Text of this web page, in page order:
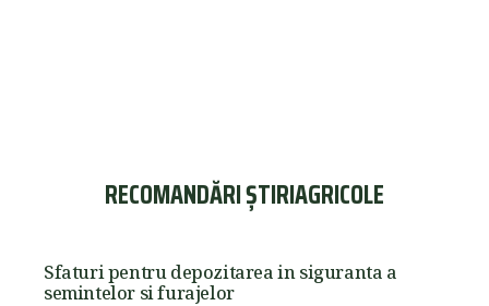
RECOMANDĂRI ȘTIRIAGRICOLE
Sfaturi pentru depozitarea in siguranta a
semintelor si furajelor